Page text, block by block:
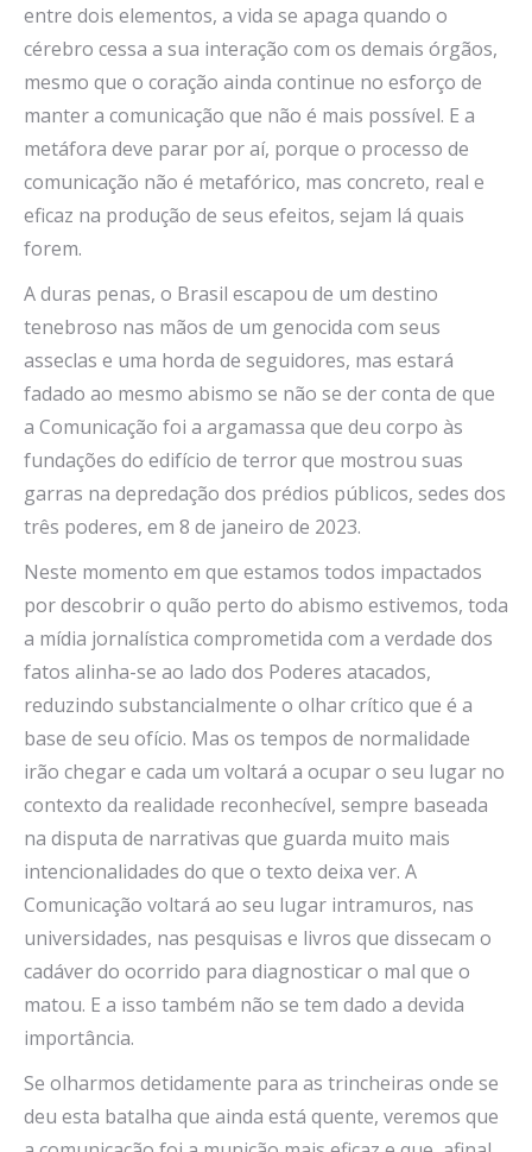
entre dois elementos, a vida se apaga quando o
cérebro cessa a sua interação com os demais órgãos,
mesmo que o coração ainda continue no esforço de
manter a comunicação que não é mais possível. E a
metáfora deve parar por aí, porque o processo de
comunicação não é metafórico, mas concreto, real e
eficaz na produção de seus efeitos, sejam lá quais
forem.
A duras penas, o Brasil escapou de um destino
tenebroso nas mãos de um genocida com seus
asseclas e uma horda de seguidores, mas estará
fadado ao mesmo abismo se não se der conta de que
a Comunicação foi a argamassa que deu corpo às
fundações do edifício de terror que mostrou suas
garras na depredação dos prédios públicos, sedes dos
três poderes, em 8 de janeiro de 2023.
Neste momento em que estamos todos impactados
por descobrir o quão perto do abismo estivemos, toda
a mídia jornalística comprometida com a verdade dos
fatos alinha-se ao lado dos Poderes atacados,
reduzindo substancialmente o olhar crítico que é a
base de seu ofício. Mas os tempos de normalidade
irão chegar e cada um voltará a ocupar o seu lugar no
contexto da realidade reconhecível, sempre baseada
na disputa de narrativas que guarda muito mais
intencionalidades do que o texto deixa ver. A
Comunicação voltará ao seu lugar intramuros, nas
universidades, nas pesquisas e livros que dissecam o
cadáver do ocorrido para diagnosticar o mal que o
matou. E a isso também não se tem dado a devida
importância.
Se olharmos detidamente para as trincheiras onde se
deu esta batalha que ainda está quente, veremos que